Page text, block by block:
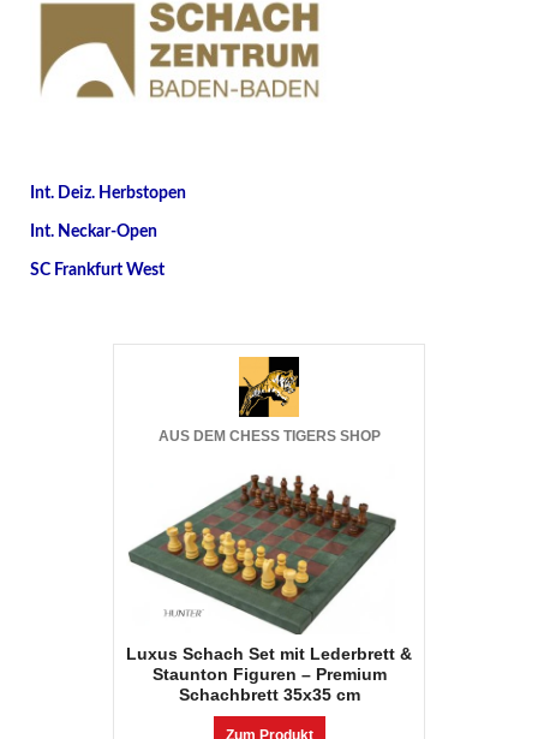
Int. Deiz. Herbstopen
Int. Neckar-Open
SC Frankfurt West
AUS DEM CHESS TIGERS SHOP
Luxus Schach Set mit Lederbrett &
Staunton Figuren – Premium
Schachbrett 35x35 cm